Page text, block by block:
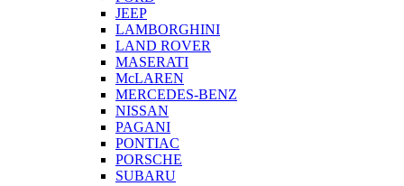
JEEP
LAMBORGHINI
LAND ROVER
MASERATI
McLAREN
MERCEDES-BENZ
NISSAN
PAGANI
PONTIAC
PORSCHE
SUBARU